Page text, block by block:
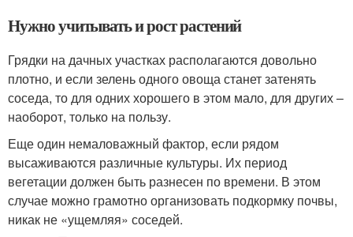
Нужно учитывать и рост растений
Грядки на дачных участках располагаются довольно
плотно, и если зелень одного овоща станет затенять
соседа, то для одних хорошего в этом мало, для других –
наоборот, только на пользу.
Еще один немаловажный фактор, если рядом
высаживаются различные культуры. Их период
вегетации должен быть разнесен по времени. В этом
случае можно грамотно организовать подкормку почвы,
никак не «ущемляя» соседей.